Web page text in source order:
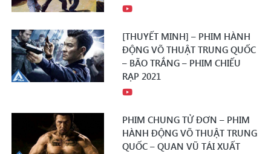
[THUYẾT MINH] – PHIM HÀNH
ĐỘNG VÕ THUẬT TRUNG QUỐC
– BÃO TRẮNG – PHIM CHIẾU
RẠP 2021
PHIM CHUNG TỬ ĐƠN – PHIM
HÀNH ĐỘNG VÕ THUẬT TRUNG
QUỐC – QUAN VŨ TÁI XUẤT